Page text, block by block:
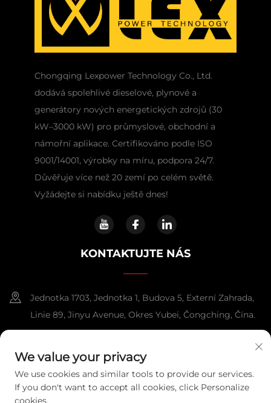
Chongqing Lexpower Technology Co., Ltd.
dodává spolehlivé dieselové, plynové a
generátory nových energetických zdrojů (30
kW–3000 kW) pro průmyslové, obchodní a
námořní aplikace. Certifikováno podle ISO
9001/14001, výrobky na míru, podpora 24/7.
Důvěřuje více než 20 zemí po celém světě.
Vyžádejte si nabídku ještě dnes!
KONTAKTUJTE NÁS
Jednotka 1703, Jednotka 1, Budova 5, Externí Zahrada,
Linie 89, Jinyu Avenue, Okres Yubei, Čongching, Čína.
[email protected]
We value your privacy
We use cookies and similar tools to provide our services.
If you don't want to accept all cookies, click Personalize
cookies.